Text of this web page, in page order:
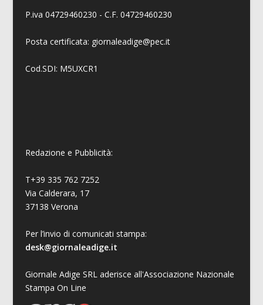
P.iva 04729460230 - C.F. 04729460230
Posta certificata: giornaleadige@pec.it
Cod.SDI: M5UXCR1
Redazione e Pubblicità:
T+39 335 762 7252
Via Calderara, 17
37138 Verona
Per l’invio di comunicati stampa:
desk@giornaleadige.it
Giornale Adige SRL aderisce all'Associazione Nazionale
Stampa On Line